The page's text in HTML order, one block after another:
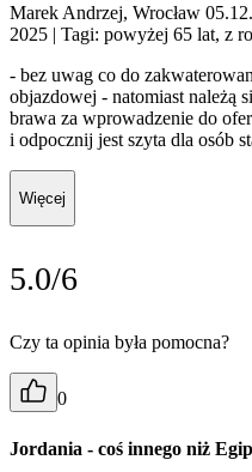
Marek Andrzej, Wrocław
2025 | Tagi: powyżej 65 lat, z
- bez uwag co do
objazdowej - natomiast należą
brawa za wprowadzenie do
i odpocznij jest szyta dla osób
Więcej
5.0/6
Czy ta opinia była pomocna?
0
Jordania - coś innego niż